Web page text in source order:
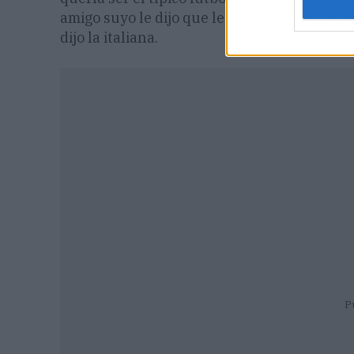
amigo suyo le dijo que le escribiera o si no
dijo la italiana.